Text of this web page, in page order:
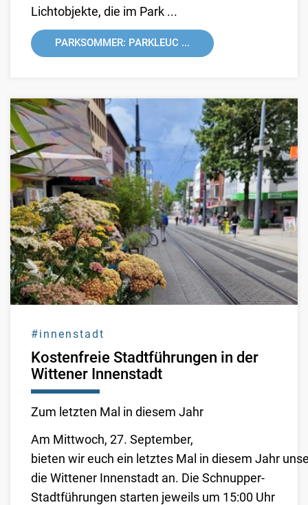
Lichtobjekte, die im Park ...
PARKSOMMER: PARKLEUC ...
#innenstadt
Kostenfreie Stadtführungen in der
Wittener Innenstadt
Zum letzten Mal in diesem Jahr
Am Mittwoch, 27. September,
bieten wir euch ein letztes Mal in diesem Jahr
die Wittener Innenstadt an. Die Schnupper-
Stadtführungen starten jeweils um 15:00 Uhr